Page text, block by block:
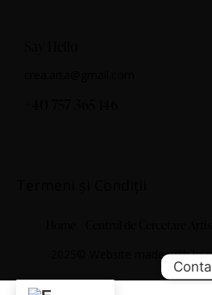
2025© Website made with